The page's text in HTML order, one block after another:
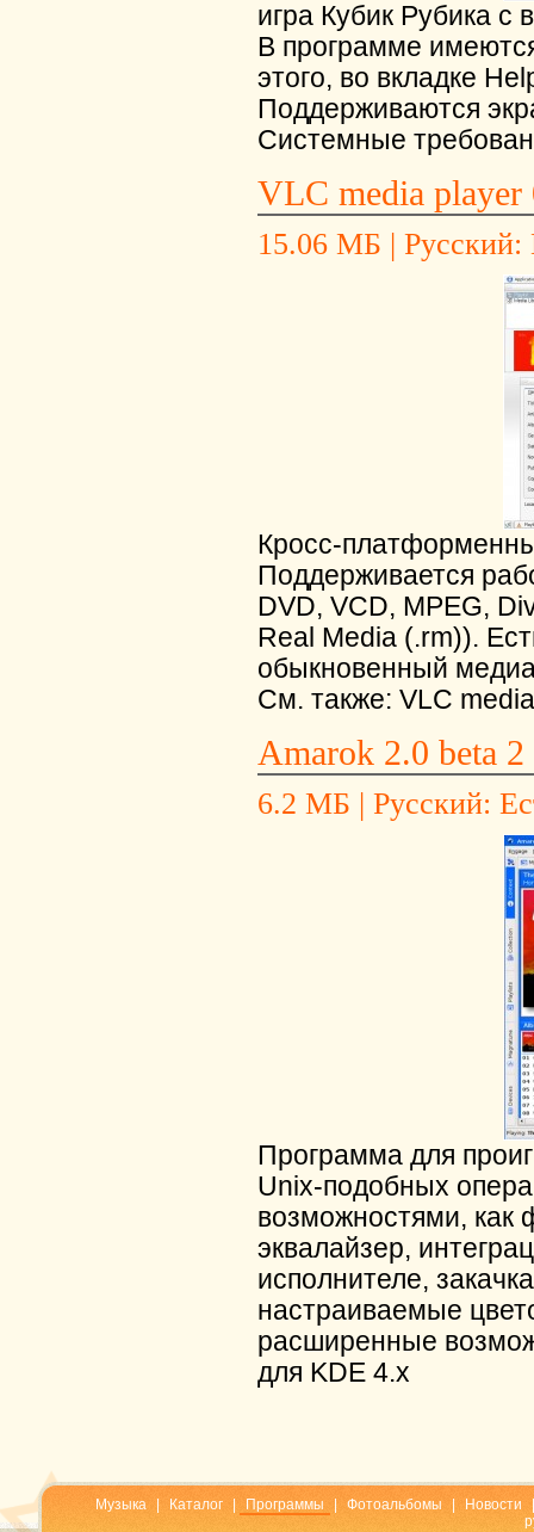
игра Кубик Рубика с
В программе
этого, во вкладке
Поддерживаются
Системные
VLC media player
15.06 МБ | Русский:
Кросс-
Поддерживается
DVD, VCD, MPEG,
Real Media (.rm)).
обыкновенный
См. также: VLC
Amarok 2.0 beta
6.2 МБ | Русский:
Программа для
Unix-подобных
возможностями, как
эквалайзер,
исполнителе,
настраиваемые
расширенные
для KDE 4.x
Музыка Каталог Программы Фотоальбомы Новости